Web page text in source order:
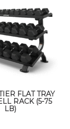
FLAT TRAY
RACK (5-75
LB)